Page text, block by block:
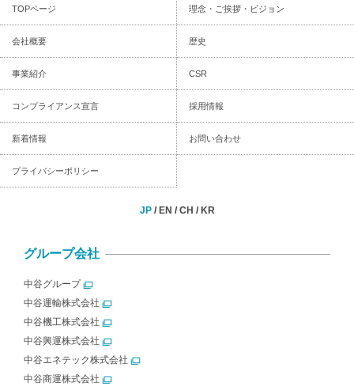
TOPページ 理念・ご挨拶・ビジョン
会社概要 歴史
事業紹介 CSR
コンプライアンス宣言 採用情報
新着情報 お問い合わせ
プライバシーポリシー
JP/ EN /CH / KR
グループ会社
中谷グループ
中谷運輸株式会社
中谷機工株式会社
中谷興運株式会社
中谷エネテック株式会社
中谷商運株式会社